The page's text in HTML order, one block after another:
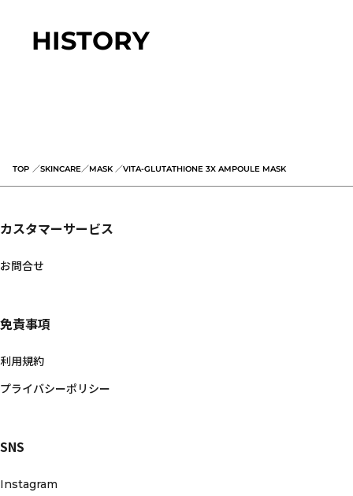
HISTORY
TOP SKINCARE MASK VITA-GLUTATHIONE 3X AMPOULE MASK
カスタマーサービス
お問合せ
免責事項
利用規約
プライバシーポリシー
SNS
Instagram